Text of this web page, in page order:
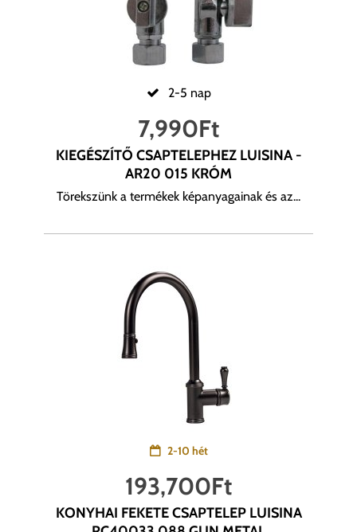
2-5 nap
7,990Ft
KIEGÉSZÍTŐ CSAPTELEPHEZ LUISINA -
AR20 015 KRÓM
Törekszünk a termékek képanyagainak és az...
2-10 hét
193,700Ft
KONYHAI FEKETE CSAPTELEP LUISINA